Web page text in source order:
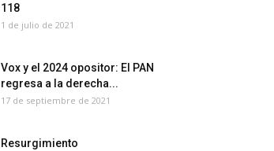
118
1 de julio de 2021
Vox y el 2024 opositor: El PAN
regresa a la derecha...
17 de septiembre de 2021
Resurgimiento